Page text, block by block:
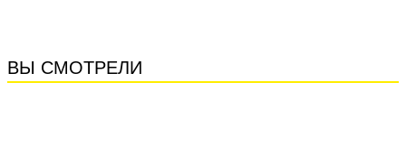
ВЫ СМОТРЕЛИ